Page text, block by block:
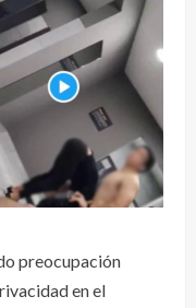
preocupación
en el